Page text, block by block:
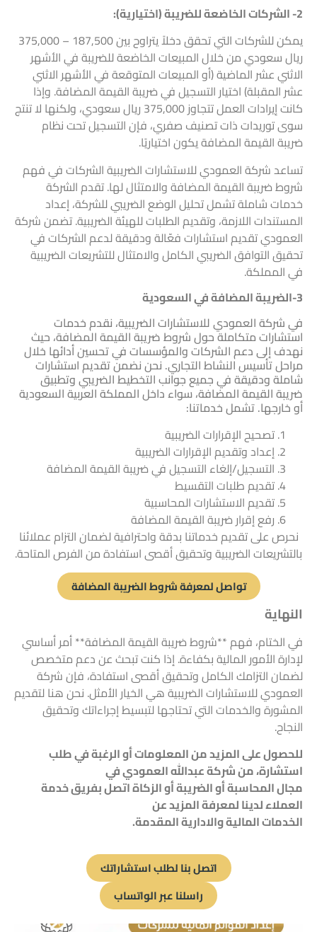
2- الشركات الخاضعة للضريبة (اختيارية):
يمكن للشركات التي تحقق دخلاً يتراوح بين 187,500 – 375,000
ريال سعودي من خلال المبيعات الخاضعة للضريبة في الأشهر
الاثني عشر الماضية (أو المبيعات المتوقعة في الأشهر الاثني
عشر المقبلة) اختيار التسجيل في ضريبة القيمة المضافة. وإذا
كانت إيرادات العمل تتجاوز 375,000 ريال سعودي، ولكنها لا تنتج
سوى توريدات ذات تصنيف صفري، فإن التسجيل تحت نظام
ضريبة القيمة المضافة يكون اختياريًا.
تساعد شركة العمودي للاستشارات الضريبية الشركات في فهم
شروط ضريبة القيمة المضافة والامتثال لها. تقدم الشركة
خدمات شاملة تشمل تحليل الوضع الضريبي للشركة، إعداد
المستندات اللازمة، وتقديم الطلبات للهيئة الضريبية. تضمن شركة
العمودي تقديم استشارات فعّالة ودقيقة لدعم الشركات في
تحقيق التوافق الضريبي الكامل والامتثال للتشريعات الضريبية
في المملكة.
3-الضريبة المضافة في السعودية
في شركة العمودي للاستشارات الضريبية، نقدم خدمات
استشارات متكاملة حول شروط ضريبة القيمة المضافة، حيث
نهدف إلى دعم الشركات والمؤسسات في تحسين أدائها خلال
مراحل تأسيس النشاط التجاري. نحن نضمن تقديم استشارات
شاملة ودقيقة في جميع جوانب التخطيط الضريبي وتطبيق
ضريبة القيمة المضافة، سواء داخل المملكة العربية السعودية
أو خارجها. تشمل خدماتنا:
تصحيح الإقرارات الضريبية
إعداد وتقديم الإقرارات الضريبية
التسجيل/إلغاء التسجيل في ضريبة القيمة المضافة
تقديم طلبات التقسيط
تقديم الاستشارات المحاسبية
رفع إقرار ضريبة القيمة المضافة
نحرص على تقديم خدماتنا بدقة واحترافية لضمان التزام عملائنا
بالتشريعات الضريبية وتحقيق أقصى استفادة من الفرص المتاحة.
تواصل لمعرفة شروط الضريبة المضافة
النهاية
في الختام، فهم **شروط ضريبة القيمة المضافة** أمر أساسي
لإدارة الأمور المالية بكفاءة. إذا كنت تبحث عن دعم متخصص
لضمان التزامك الكامل وتحقيق أقصى استفادة، فإن شركة
العمودي للاستشارات الضريبية هي الخيار الأمثل. نحن هنا لتقديم
المشورة والخدمات التي تحتاجها لتبسيط إجراءاتك وتحقيق
النجاح.
للحصول على المزيد من المعلومات أو الرغبة في طلب
استشارة، من شركة عبدالله العمودي في
مجالالمحاسبةأوالضريبةأوالزكاةاتصل بفريق خدمة
العملاء لدينا لمعرفة المزيد عن
الخدماتالماليةوالاداريةالمقدمة.
اتصل بنا لطلب استشاراتك
راسلنا عبر الواتساب